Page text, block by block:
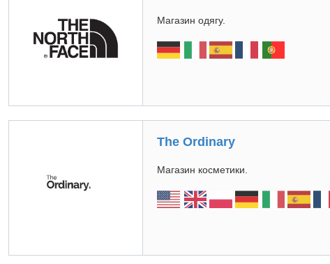
Магазин одягу.
The Ordinary
Магазин косметики.